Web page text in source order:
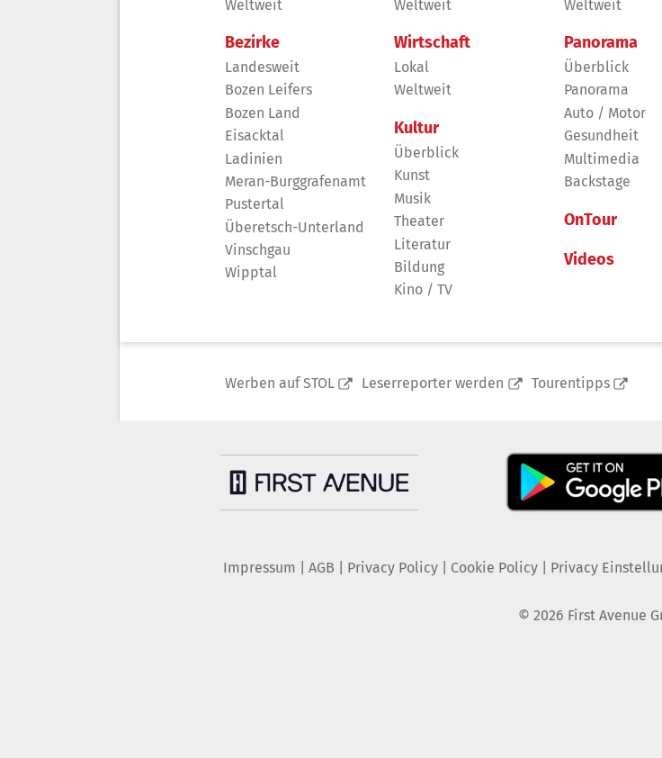
Weltweit
Bezirke
Landesweit
Bozen Leifers
Bozen Land
Eisacktal
Ladinien
Meran-Burggrafenamt
Pustertal
Überetsch-Unterland
Vinschgau
Wipptal
Weltweit
Wirtschaft
Lokal
Weltweit
Kultur
Überblick
Kunst
Musik
Theater
Literatur
Bildung
Kino / TV
Weltweit
Panorama
Überblick
Panorama
Auto / Motor
Gesundheit
Multimedia
Backstage
OnTour
Videos
Werben auf STOL Leserreporter werden Tourentipps
Impressum AGB Privacy Policy| Cookie Policy| Privacy
© 2026 First Avenue